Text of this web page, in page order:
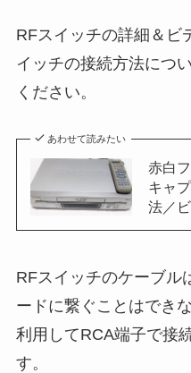
RFスイッチの詳細＆ビ
イッチの接続方法につ
ください。
あわせて読みたい
赤白
キャ
法／
RFスイッチのケーブル
ードに繋ぐことはでき
利用してRCA端子で接
す。